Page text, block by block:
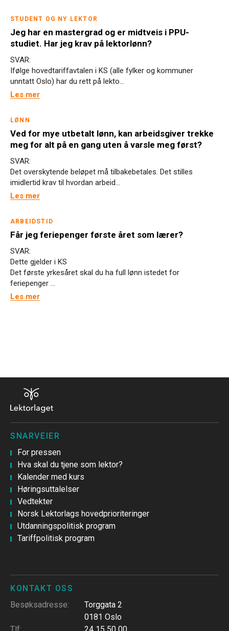
STUDENT OG NY LEKTOR
Jeg har en mastergrad og er midtveis i PPU-
studiet. Har jeg krav på lektorlønn?
SVAR:
Ifølge hovedtariffavtalen i KS (alle fylker og kommuner
unntatt Oslo) har du rett på lekto...
Les mer
LØNN
Ved for mye utbetalt lønn, kan arbeidsgiver trekke
meg for alt på en gang uten å varsle meg først?
SVAR:
Det overskytende beløpet må tilbakebetales. Det stilles
imidlertid krav til hvordan arbeid...
Les mer
ARBEIDSTID
Får jeg feriepenger første året som lærer?
SVAR:
Dette gjelder i KS
Det første yrkesåret skal du ha full lønn istedet for
feriepenger ...
Les mer
SNARVEIER
For pressen
Hva skal du tjene som lektor?
Kalender med kurs
Høringsuttalelser
Vedtekter
Norsk Lektorlags hovedprioriteringer
Utdanningspolitisk program
Tariffpolitisk program
KONTAKT OSS
Besøksadresse:
Torggata 2
0181 Oslo